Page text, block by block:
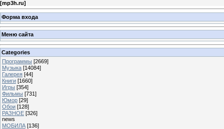
[mp3h.ru]
Форма входа
Меню сайта
Categories
Программы [2669]
Музыка [14084]
Галерея [44]
Книги [1660]
Игры [354]
Фильмы [731]
Юмор [29]
Обои [128]
РАЗНОЕ [326]
news
МОБИЛА [136]